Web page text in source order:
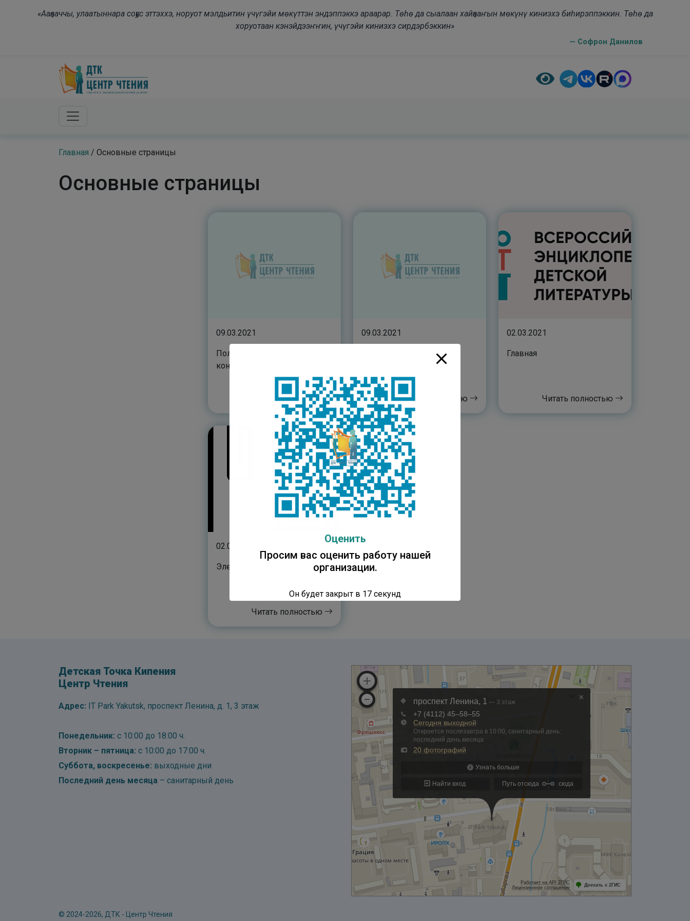
«Ааҕааччы, улаатыннара соҕус эттэххэ, норуот мэлдьитин үчүгэйи мөкүттэн эндэппэккэ араарар. Төһө да сыалаан хайҕааҥын мөкүнү киниэхэ биһирэппэккин. Төһө да
хоруотаан кэнэйдээҥҥин, үчүгэйи киниэхэ сирдэрбэккин»
— Софрон Данилов
Главная / Основные страницы
Основные страницы
09.03.2021
Политика
конфиденциальности
Читать полностью
09.03.2021
Читать полностью
02.03.2021
Главная
Читать полностью
02.03.2021
Электронный каталог
Читать полностью
Детская Точка Кипения
Центр Чтения
Адрес: IT Park Yakutsk, проспект Ленина, д. 1, 3 этаж
Понедельник: с 10:00 до 18:00 ч.
Вторник – пятница: с 10:00 до 17:00 ч.
Суббота, воскресенье: выходные дни
Последний день месяца – санитарный день
© 2024-2026, ДТК - Центр Чтения
Оценить
Просим вас оценить работу нашей
организации.
Он будет закрыт в 16 секунд